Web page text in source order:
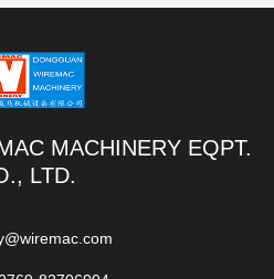
MACHINERY EQPT.
LTD.